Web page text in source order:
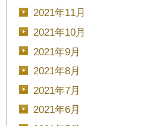
2021年11月
2021年10月
2021年9月
2021年8月
2021年7月
2021年6月
■■■タイトル■■■